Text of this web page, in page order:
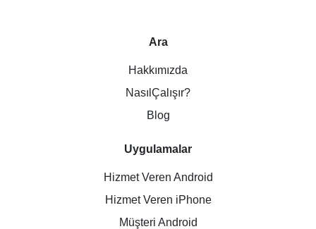
Ara
Hakkımızda
NasılÇalışır?
Blog
Uygulamalar
Hizmet Veren Android
Hizmet Veren iPhone
Müşteri Android